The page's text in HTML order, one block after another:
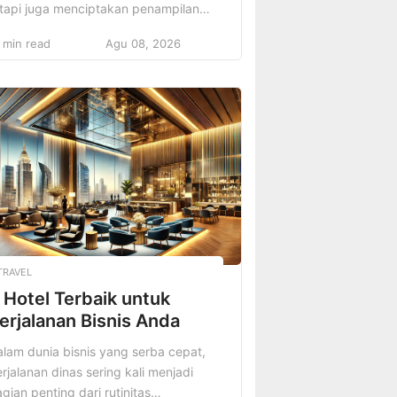
juga menciptakan penampilan
percaya diri. Tampilan sehari-hari
nyaman dan tampil menonjol di
kesempatan. Baik di tempat
acara santai, atau kegiatan luar
Mengikuti tren fashion tidak
harus mengorbankan
karena […]
min read Agu 08, 2026
Hotel Terbaik untuk
Bisnis Anda
dunia bisnis yang serba cepat,
dinas sering kali menjadi
penting dari rutinitas